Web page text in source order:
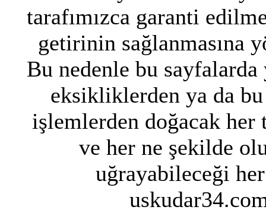
tarafımızca garanti
getirinin sağlanmasına
Bu nedenle bu
eksikliklerden ya da
işlemlerden doğacak
ve her ne şekilde
uğrayabileceği